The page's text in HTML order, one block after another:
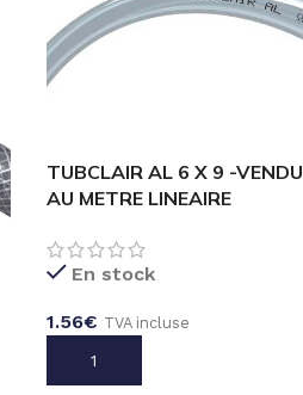
TUBCLAIR AL 6 X 9 -VENDU
AU METRE LINEAIRE
En stock
1.56€ TVA incluse
AJOUTER AU PANIER